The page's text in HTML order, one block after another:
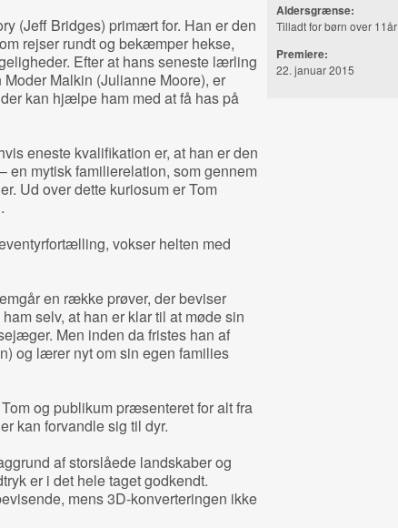
(Jeff Bridges) primært for. Han er den
rejser rundt og bekæmper hekse,
Efter at hans seneste lærling
Malkin (Julianne Moore), er
kan hjælpe ham med at få has på
eneste kvalifikation er, at han er den
en mytisk familierelation, som gennem
Ud over dette kuriosum er Tom
vokser helten med
en række prøver, der beviser
selv, at han er klar til at møde sin
Men inden da fristes han af
og lærer nyt om sin egen families
og publikum præsenteret for alt fra
kan forvandle sig til dyr.
af storslåede landskaber og
er i det hele taget godkendt.
mens 3D-konverteringen ikke
Aldersgrænse:
Tilladt for børn over 11år
Premiere:
22. januar 2015